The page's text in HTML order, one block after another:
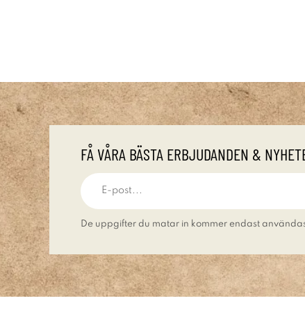
FÅ VÅRA BÄSTA ERBJUDANDEN &
De uppgifter du matar in kommer endast